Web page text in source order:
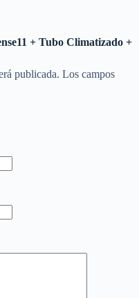
+ Tubo Climatizado +
publicada. Los campos